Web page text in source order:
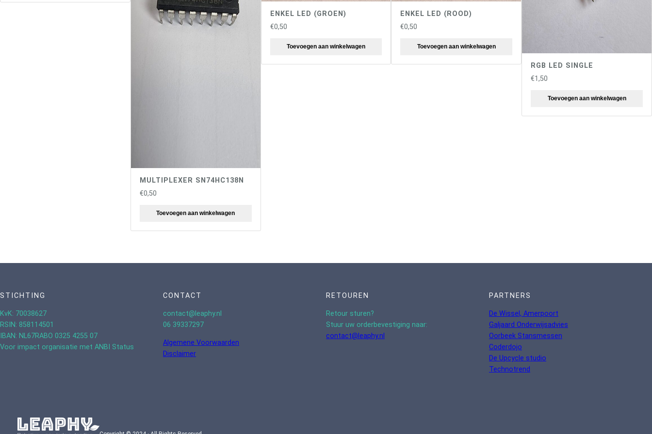
MULTIPLEXER SN74HC138N
€0,50
Toevoegen aan winkelwagen
ENKEL LED (GROEN)
€0,50
Toevoegen aan winkelwagen
ENKEL LED (ROOD)
€0,50
Toevoegen aan winkelwagen
RGB LED SINGLE
€1,50
Toevoegen aan winkelwagen
STICHTING
KvK: 70038627
RSIN: 858114501
IBAN: NL67RABO 0325 4255 07
Voor impact organisatie met ANBI Status
CONTACT
contact@leaphy.nl
06 39337297
Algemene Voorwaarden
Disclaimer
RETOUREN
Retour sturen?
Stuur uw orderbevestiging naar:
contact@leaphy.nl
PARTNERS
De Wissel, Amerpoort
Galjaard Onderwijsadvies
Oorbeek Stansmessen
Coderdojo
De Upcycle studio
Technotrend